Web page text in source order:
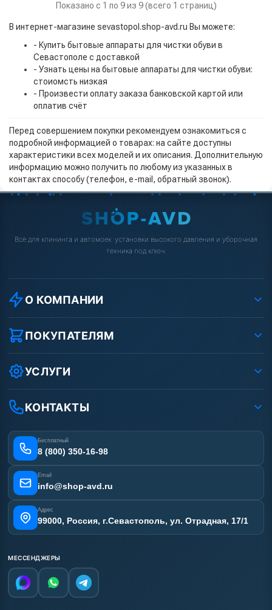
Показано с 1 по 9 из 9 (всего 1 страниц)
В интернет-магазине sevastopol.shop-avd.ru Вы можете:
- Купить бытовые аппараты для чистки обуви в
Севастополе с доставкой
- Узнать цены на бытовые аппараты для чистки обуви:
стоиомсть низкая
- Произвести оплату заказа банковской картой или
оплатив счёт
Перед совершением покупки рекомендуем ознакомиться с
подробной информацией о товарах: на сайте доступны
характеристики всех моделей и их описания. Дополнительную
информацию можно получить по любому из указанных в
контактах способу (телефон, e-mail, обратный звонок).
Всё для клининга и автомоек: установки высокого давления и уборочная
техника под ключ.
О КОМПАНИИ
О компании
Реквизиты ООО «Шоп АВД»
Условия соглашения
Вакансии
Статьи
ПОКУПАТЕЛЯМ
Как заказать?
Оплата
Лизинг
Получить скидку
УСЛУГИ
Ремонт АВД
Сертификаты
Отзывы наших клиентов
Карта сайта
КОНТАКТЫ
Бесплатный
8 (800) 350-16-98
Email
info@shop-avd.ru
Адрес
99000, Россия, г.Севастополь, ул. Отрадная, 17/1
МЕССЕНДЖЕРЫ